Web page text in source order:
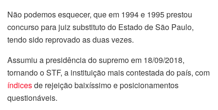
Não podemos esquecer, que em 1994 e 1995 prestou
concurso para juiz substituto do Estado de São Paulo,
tendo sido reprovado as duas vezes.
Assumiu a presidência do supremo em 18/09/2018,
tornando o STF, a instituição mais contestada do país, com
índicesde rejeição baixíssimoe posicionamentos
questionáveis.